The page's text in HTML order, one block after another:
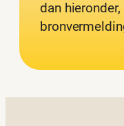
dan